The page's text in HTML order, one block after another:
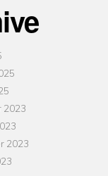
2023
2023